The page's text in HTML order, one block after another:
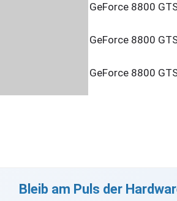
GeForce 8800
GeForce 8800
GeForce 8800
Bleib am Puls der